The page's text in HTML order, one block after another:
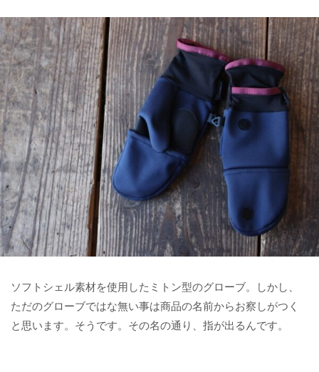
ソフトシェル素材を使用したミトン型のグローブ。しかし、
ただのグローブではな無い事は商品の名前からお察しがつく
と思います。そうです。その名の通り、指が出るんです。